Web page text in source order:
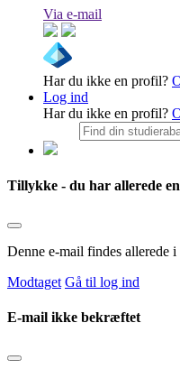
Via e-mail
Har du ikke en profil?
Log ind
Har du ikke en profil?
Tillykke - du har allerede
Denne e-mail findes allerede
Modtaget Gå til log ind
E-mail ikke bekræftet